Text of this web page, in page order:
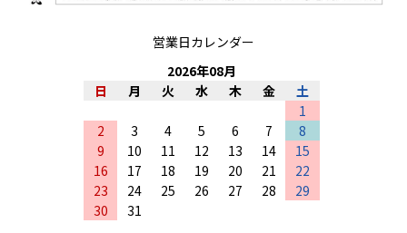
営業日カレンダー
2026年08月
日
月 火 水 木 金
土
1
2
3 4 5 6 7
8
9
10 11 12 13 14
15
16
17 18 19 20 21
22
23
24 25 26 27 28
29
30
31